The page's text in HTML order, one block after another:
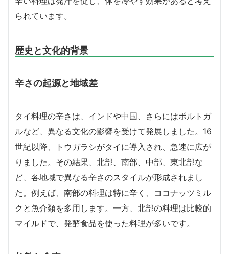
られています。
歴史と文化的背景
辛さの起源と地域差
タイ料理の辛さは、インドや中国、さらにはポルトガ
ルなど、異なる文化の影響を受けて発展しました。16
世紀以降、トウガラシがタイに導入され、急速に広が
りました。その結果、北部、南部、中部、東北部な
ど、各地域で異なる辛さのスタイルが形成されまし
た。例えば、南部の料理は特に辛く、ココナッツミル
クと魚介類を多用します。一方、北部の料理は比較的
マイルドで、発酵食品を使った料理が多いです。